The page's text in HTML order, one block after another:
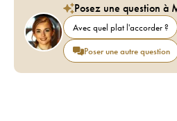
Posez une question à
Avec quel plat l'accorder ?
Poser une autre question